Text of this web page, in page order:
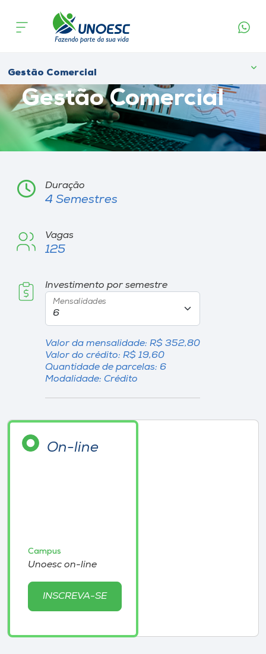
Cursos
Pesquisa
Atendimento ao Estudante
I.nova
Diplomados
Cultura
Biblioteca
Store
Gestão Comercial
Educação Superior
Gestão Comercial
Duração
4 Semestres
Vagas
125
Investimento por semestre
Mensalidades
Valor da mensalidade: R$ 352,80
Valor do crédito: R$ 19,60
Quantidade de parcelas: 6
Modalidade: Crédito
On-line
Campus
Unoesc on-line
INSCREVA-SE